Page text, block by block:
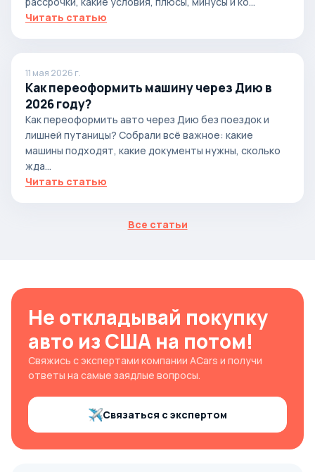
Читать статью
11 мая 2026 г.
Как переоформить машину через Дию в
2026 году?
Как переоформить авто через Дию без поездок и
лишней путаницы? Собрали всё важное: какие
машины подходят, какие документы нужны, сколько
жда...
Читать статью
Все статьи
Не откладывай покупку
авто из США на потом!
Свяжись с экспертами компании ACars и получи
ответы на самые заядлые вопросы.
Связаться с экспертом